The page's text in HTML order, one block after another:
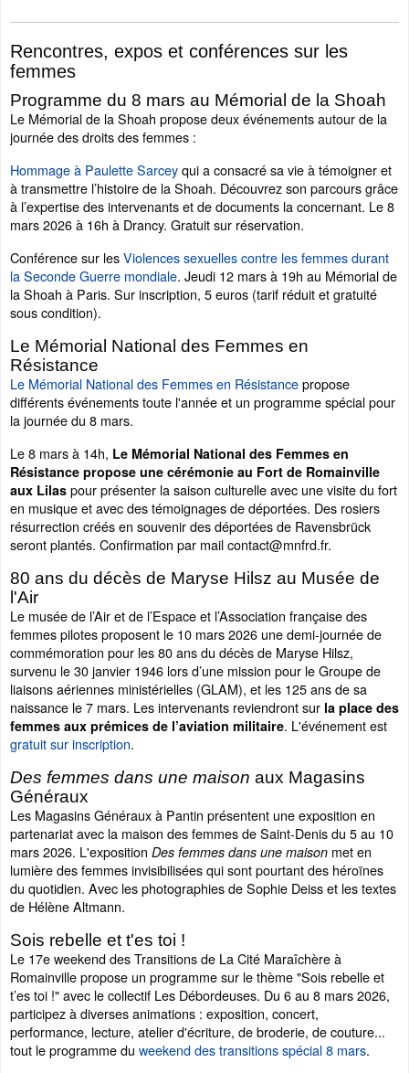
Rencontres, expos et conférences sur les
femmes
Programme du 8 mars au Mémorial de la Shoah
Le Mémorial de la Shoah propose deux événements autour de la
journée des droits des femmes :
Hommage à Paulette Sarceyqui a consacré sa vie à témoigner et
à transmettre l’histoire de la Shoah. Découvrez son parcours grâce
à l’expertise des intervenants et de documents la concernant. Le 8
mars 2026 à 16h à Drancy. Gratuit sur réservation.
Conférence sur lesViolences sexuelles contre les femmes durant
la Seconde Guerre mondiale. Jeudi 12 mars à 19h au Mémorial de
la Shoah à Paris. Sur inscription, 5 euros (tarif réduit et gratuité
sous condition).
Le Mémorial National des Femmes en
Résistance
Le Mémorial National des Femmes en Résistancepropose
différents événements toute l'année et un programme spécial pour
la journée du 8 mars.
Le 8 mars à 14h, Le Mémorial National des Femmes en
Résistance propose une cérémonie au Fort de Romainville
aux Lilas pour présenter la saison culturelle avec une visite du fort
en musique et avec des témoignages de déportées. Des rosiers
résurrection créés en souvenir des déportées de Ravensbrück
seront plantés. Confirmation par mail contact@mnfrd.fr.
80 ans du décès de Maryse Hilsz au Musée de
l'Air
Le musée de l’Air et de l’Espace et l’Association française des
femmes pilotes proposent le 10 mars 2026 une demi-journée de
commémoration pour les 80 ans du décès de Maryse Hilsz,
survenu le 30 janvier 1946 lors d’une mission pour le Groupe de
liaisons aériennes ministérielles (GLAM), et les 125 ans de sa
naissance le 7 mars. Les intervenants reviendront sur la place des
femmes aux prémices de l’aviation militaire. L'événement est
gratuit sur inscription.
Des femmes dans une maison aux Magasins
Généraux
Les Magasins Généraux à Pantin présentent une exposition en
partenariat avec la maison des femmes de Saint-Denis du 5 au 10
mars 2026. L'exposition Des femmes dans une maison met en
lumière des femmes invisibilisées qui sont pourtant des héroïnes
du quotidien. Avec les photographies de Sophie Deiss et les textes
de Hélène Altmann.
Sois rebelle et t'es toi !
Le 17e weekend des Transitions de La Cité Maraîchère à
Romainville propose un programme sur le thème "Sois rebelle et
t’es toi !" avec le collectif Les Débordeuses. Du 6 au 8 mars 2026,
participez à diverses animations : exposition, concert,
performance, lecture, atelier d'écriture, de broderie, de couture...
tout le programme du weekend des transitions spécial 8 mars.